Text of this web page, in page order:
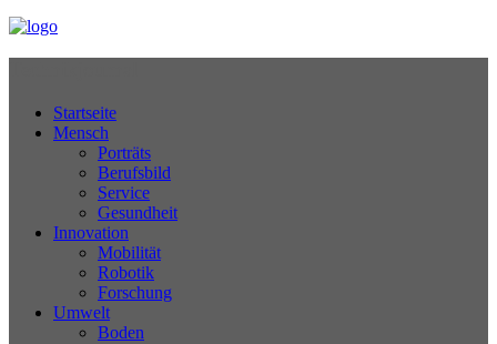
Startseite
Mensch
Porträts
Berufsbild
Service
Gesundheit
Innovation
Mobilität
Robotik
Forschung
Umwelt
Boden